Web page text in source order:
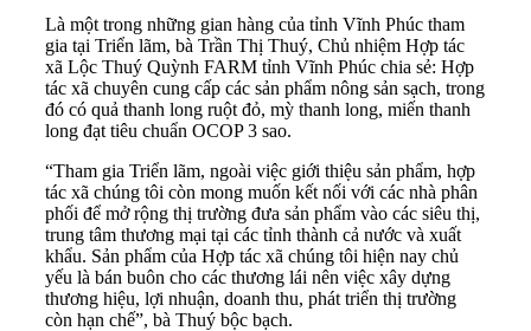
Là một trong những gian hàng của tỉnh Vĩnh Phúc tham
gia tại Triển lãm, bà Trần Thị Thuý, Chủ nhiệm Hợp tác
xã Lộc Thuý Quỳnh FARM tỉnh Vĩnh Phúc chia sẻ: Hợp
tác xã chuyên cung cấp các sản phẩm nông sản sạch, trong
đó có quả thanh long ruột đỏ, mỳ thanh long, miến thanh
long đạt tiêu chuẩn OCOP 3 sao.
“Tham gia Triển lãm, ngoài việc giới thiệu sản phẩm, hợp
tác xã chúng tôi còn mong muốn kết nối với các nhà phân
phối để mở rộng thị trường đưa sản phẩm vào các siêu thị,
trung tâm thương mại tại các tỉnh thành cả nước và xuất
khẩu. Sản phẩm của Hợp tác xã chúng tôi hiện nay chủ
yếu là bán buôn cho các thương lái nên việc xây dựng
thương hiệu, lợi nhuận, doanh thu, phát triển thị trường
còn hạn chế”, bà Thuý bộc bạch.